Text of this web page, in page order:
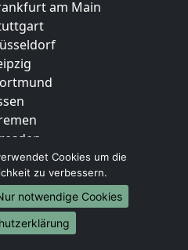
am Main
Cookies um die
zu verbessern.
notwendige Cookies